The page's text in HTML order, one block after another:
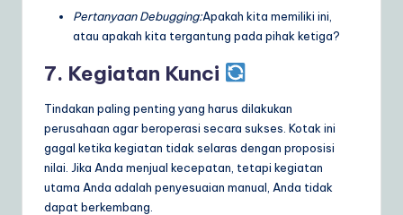
Pertanyaan Debugging:Apakah kita memiliki ini,
atau apakah kita tergantung pada pihak ketiga?
7. Kegiatan Kunci
Tindakan paling penting yang harus dilakukan
perusahaan agar beroperasi secara sukses. Kotak ini
gagal ketika kegiatan tidak selaras dengan proposisi
nilai. Jika Anda menjual kecepatan, tetapi kegiatan
utama Anda adalah penyesuaian manual, Anda tidak
dapat berkembang.